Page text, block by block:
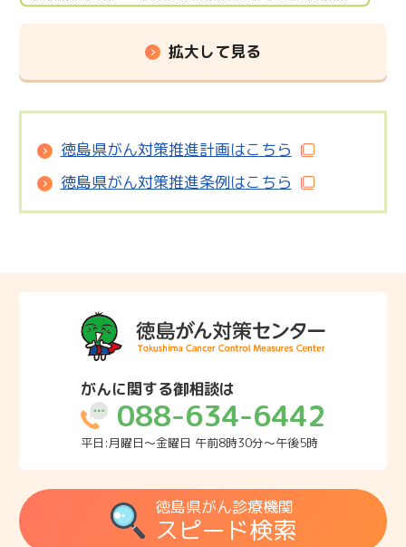
拡大して見る
徳島県がん対策推進計画はこちら
徳島県がん対策推進条例はこちら
がんに関する御相談は
088-634-6442
平日:月曜日～金曜日 午前8時30分～午後5時
徳島県がん診療機関
スピード検索